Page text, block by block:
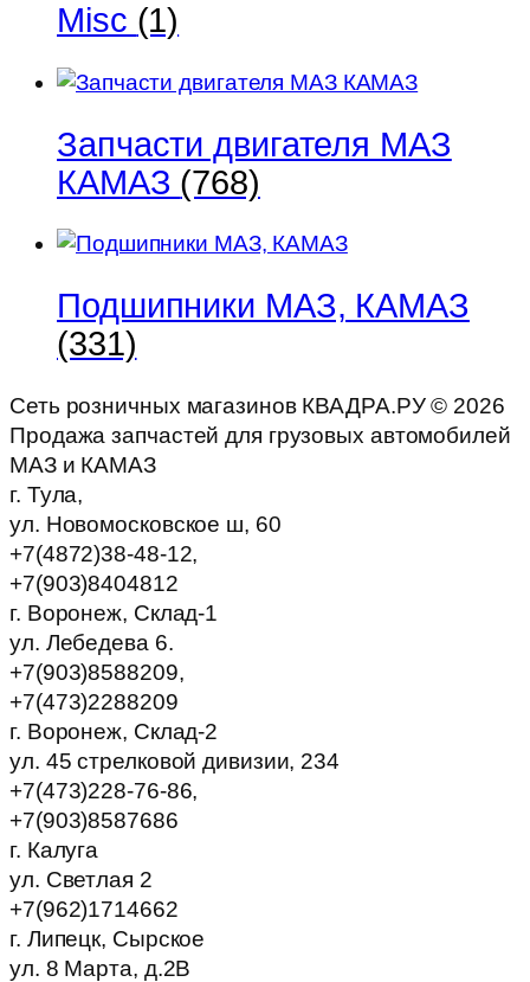
Misc (1)
Запчасти двигателя МАЗ
КАМАЗ (768)
Подшипники МАЗ, КАМАЗ
(331)
Сеть розничных магазинов КВАДРА.РУ © 2026
Продажа запчастей для грузовых автомобилей
МАЗ и КАМАЗ
г. Тула,
ул. Новомосковское ш, 60
+7(4872)38-48-12,
+7(903)8404812
г. Воронеж, Склад-1
ул. Лебедева 6.
+7(903)8588209,
+7(473)2288209
г. Воронеж, Склад-2
ул. 45 стрелковой дивизии, 234
+7(473)228-76-86,
+7(903)8587686
г. Калуга
ул. Светлая 2
+7(962)1714662
г. Липецк, Сырское
ул. 8 Марта, д.2В